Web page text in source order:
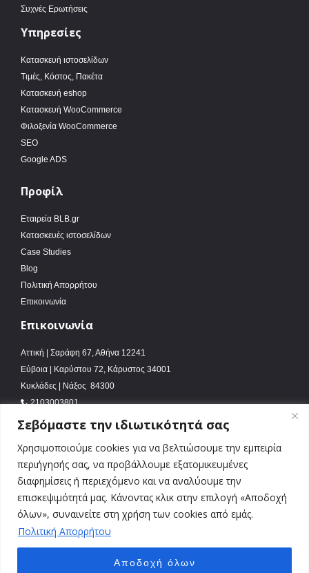
Σεβόμαστε την ιδιωτικότητά σας
Χρησιμοποιούμε cookies για να βελτιώσουμε την εμπειρία
περιήγησής σας, να προβάλλουμε εξατομικευμένες
διαφημίσεις ή περιεχόμενο και να αναλύουμε την
επισκεψιμότητά μας. Κάνοντας κλικ στην επιλογή «Αποδοχή
όλων», συναινείτε στη χρήση των cookies από εμάς.
Πολιτική Απορρήτου
Αποδοχή όλων
Συχνές Ερωτήσεις
Υπηρεσίες
Κατασκευή ιστοσελίδων
Τιμές, Κόστος, Πακέτα
Κατασκευή eshop
Κατασκευή WooCommerce
Φιλοξενία WooCommerce
SEO
Google ADS
Προφίλ
Εταιρεία BLB.gr
Κατασκευές ιστοσελίδων
Case Studies
Blog
Πολιτική Απορρήτου
Επικοινωνία
Επικοινωνία
Αττική | Σαράφη 67, Αθήνα 12241
Εύβοια | Καρύστου 72, Κάρυστος 34001
Κυκλάδες | Νάξος 84300
2103003801
seo@blb.gr